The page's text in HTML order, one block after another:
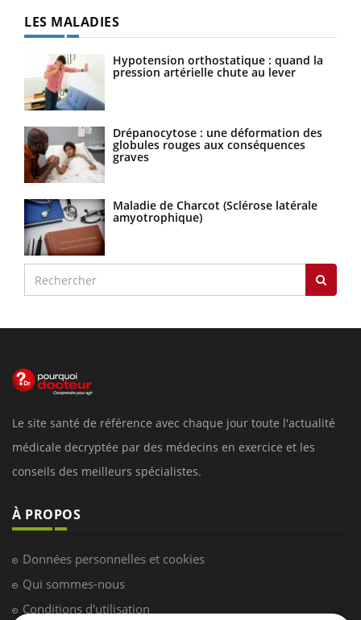
LES MALADIES
Hypotension orthostatique : quand la
pression artérielle chute au lever
Drépanocytose : une déformation des
globules rouges aux conséquences
graves
Maladie de Charcot (Sclérose latérale
amyotrophique)
Le site santé de référence avec chaque jour toute l'actualité
médicale decryptée par des médecins en exercice et les
conseils des meilleurs spécialistes.
À PROPOS
Données personnelles et cookies
Qui sommes-nous
Conditions d'utilisation